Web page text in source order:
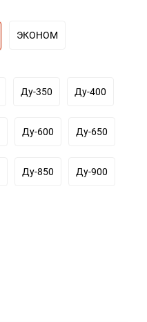
ЭКОНОМ
Ду-350 Ду-400
Ду-600 Ду-650
Ду-850 Ду-900